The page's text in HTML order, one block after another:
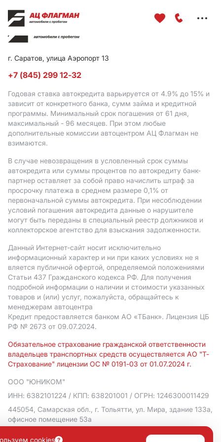
г. Саратов, улица Аэропорт 13
+7 (845) 299 12-32
Годовая ставка автокредита варьируется от 4.9% до 15% и
зависит от конкретного банка, сумм займа и кредитной
программы. Минимальный срок погашения от 61 дня,
максимальный - 96 месяцев. При этом любые
дополнительные комиссии автоцентром АЦ Флагман не
взимаются.
В случае невозвращения в условленный срок суммы
автокредита или суммы процентов по автокредиту банк-
партнер оставляет за собой право начислить штраф за
просрочку платежа в среднем размере 0,1% от
первоначальной суммы автокредита. При несоблюдении
условий погашения автокредита данные о нарушителе
могут быть переданы в специальный реестр должников и
коллекторское агентство для взыскания задолженности.
Данный Интернет-сайт носит исключительно
информационный характер и ни при каких условиях не я
вляется публичной офертой, определяемой положениями
Статьи 437 Гражданского кодекса РФ. Для получения
подробной информации о наличии и стоимости указанных
товаров и (или) услуг, пожалуйста, обращайтесь к
менеджерам автоцентра
Кредит предоставляется банком АO «ТБанк». Лицензия ЦБ
РФ № 2673 от 09.07.2024.
Обязательное страхование гражданской ответственности
владельцев транспортных средств осуществляется АО "Т-
Страхование" лицензии ОС № 0191-03 от 01.07.2024 г.
ООО "ЮНИКОМ"
ИНН: 6382101224 / КПП: 638201001 / ОГРН: 1246300011429
445054, Самарская обл., г. Тольятти, ул. Мира, здание 133а,
офисное помещение 53а
Политика в отношении обработки персональных данных
cookies